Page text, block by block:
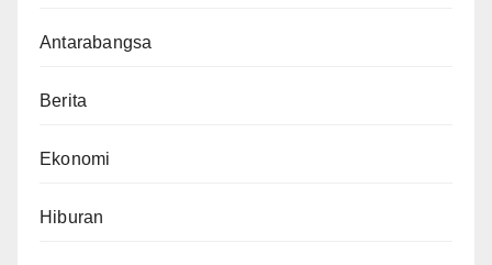
Antarabangsa
Berita
Ekonomi
Hiburan